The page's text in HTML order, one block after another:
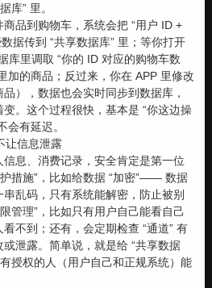
库” 里。
品到购物车，系统会把 “用户 ID +
据传到 “共享数据库” 里；等你打开
库里调取 “你的 ID 对应的购物车数
加的商品；反过来，你在 APP 里修改
），数据也会实时同步到数据库，
。这个过程很快，基本是 “你这边操
会有延迟。
让信息泄露
息、消费记录，安全肯定是第一位
措施”，比如给数据 “加密”—— 数据
乱码，只有系统能解密，防止被别
管理”，比如只有用户自己能看自己
不到；还有，会定期检查 “通道” 有
泄露。简单说，就是给 “共享数据
授权的人（用户自己和正规系统）能